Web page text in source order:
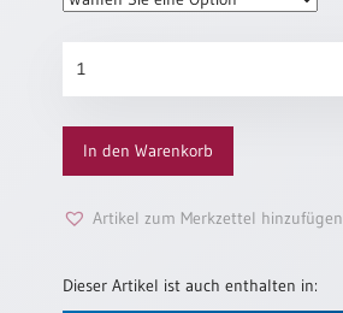
Kirchen(wieder)eintritt
Urkunden
„Küste“
Menge
In den Warenkorb
Artikel zum Merkzettel hinzufügen
Dieser Artikel ist auch enthalten in: